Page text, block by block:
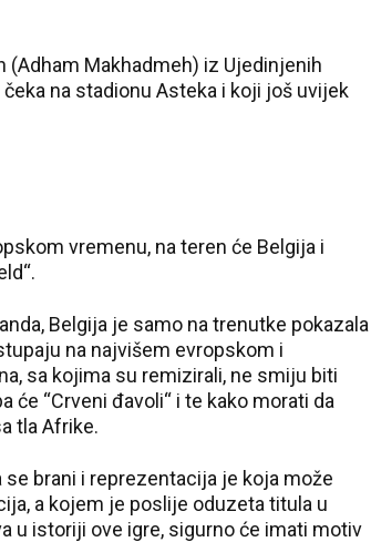
(Adham Makhadmeh) iz Ujedinjenih
na stadionu Asteka i koji još uvijek
vremenu, na teren će Belgija i
Belgija je samo na trenutke pokazala
na najvišem evropskom i
sa kojima su remizirali, ne smiju biti
će “Crveni đavoli“ i te kako morati da
tla Afrike.
se brani i reprezentacija je koja može
a kojem je poslije oduzeta titula u
u istoriji ove igre, sigurno će imati motiv